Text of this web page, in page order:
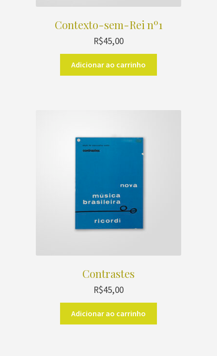
Contexto-sem-Rei nº1
R$45,00
Adicionar ao carrinho
Contrastes
R$45,00
Adicionar ao carrinho